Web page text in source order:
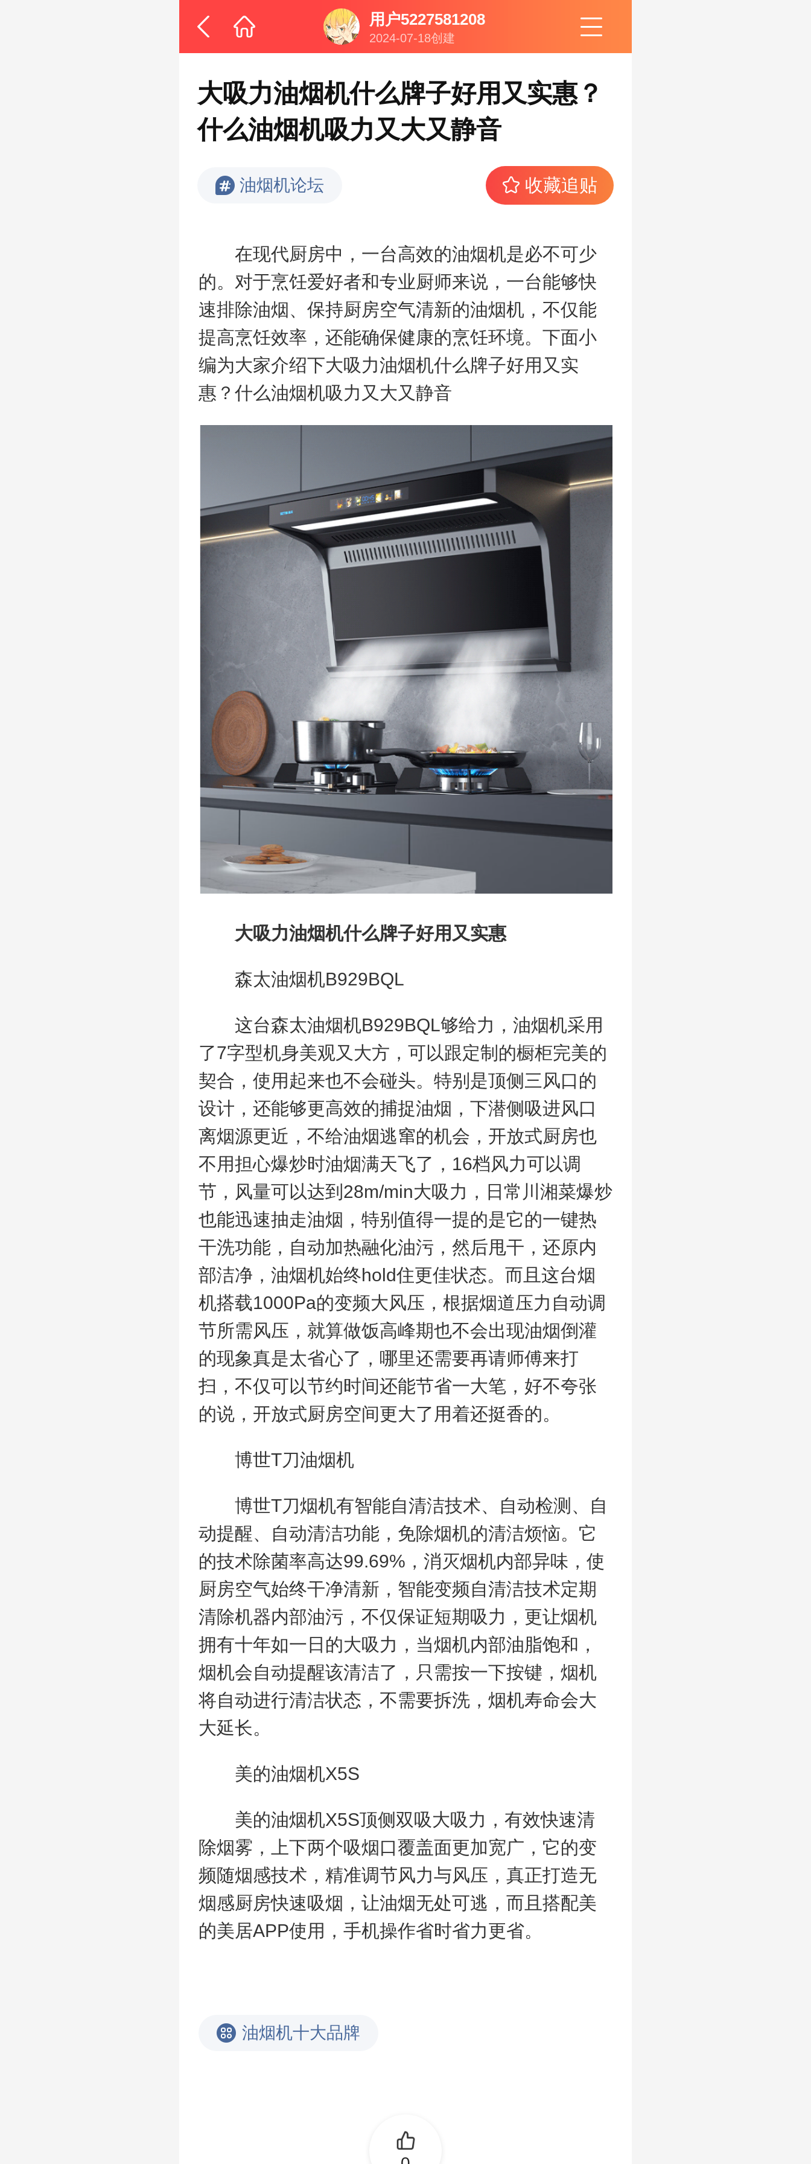
用户5227581208
2024-07-18创建
大吸力油烟机什么牌子好用又实惠？
什么油烟机吸力又大又静音
油烟机论坛 收藏追贴
在现代厨房中，一台高效的油烟机是必不可少
的。对于烹饪爱好者和专业厨师来说，一台能够快
速排除油烟、保持厨房空气清新的油烟机，不仅能
提高烹饪效率，还能确保健康的烹饪环境。下面小
编为大家介绍下大吸力油烟机什么牌子好用又实
惠？什么油烟机吸力又大又静音
大吸力油烟机什么牌子好用又实惠
森太油烟机B929BQL
这台森太油烟机B929BQL够给力，油烟机采用
了7字型机身美观又大方，可以跟定制的橱柜完美的
契合，使用起来也不会碰头。特别是顶侧三风口的
设计，还能够更高效的捕捉油烟，下潜侧吸进风口
离烟源更近，不给油烟逃窜的机会，开放式厨房也
不用担心爆炒时油烟满天飞了，16档风力可以调
节，风量可以达到28m/min大吸力，日常川湘菜爆炒
也能迅速抽走油烟，特别值得一提的是它的一键热
干洗功能，自动加热融化油污，然后甩干，还原内
部洁净，油烟机始终hold住更佳状态。而且这台烟
机搭载1000Pa的变频大风压，根据烟道压力自动调
节所需风压，就算做饭高峰期也不会出现油烟倒灌
的现象真是太省心了，哪里还需要再请师傅来打
扫，不仅可以节约时间还能节省一大笔，好不夸张
的说，开放式厨房空间更大了用着还挺香的。
博世T刀油烟机
博世T刀烟机有智能自清洁技术、自动检测、自
动提醒、自动清洁功能，免除烟机的清洁烦恼。它
的技术除菌率高达99.69%，消灭烟机内部异味，使
厨房空气始终干净清新，智能变频自清洁技术定期
清除机器内部油污，不仅保证短期吸力，更让烟机
拥有十年如一日的大吸力，当烟机内部油脂饱和，
烟机会自动提醒该清洁了，只需按一下按键，烟机
将自动进行清洁状态，不需要拆洗，烟机寿命会大
大延长。
美的油烟机X5S
美的油烟机X5S顶侧双吸大吸力，有效快速清
除烟雾，上下两个吸烟口覆盖面更加宽广，它的变
频随烟感技术，精准调节风力与风压，真正打造无
烟感厨房快速吸烟，让油烟无处可逃，而且搭配美
的美居APP使用，手机操作省时省力更省。
油烟机十大品牌